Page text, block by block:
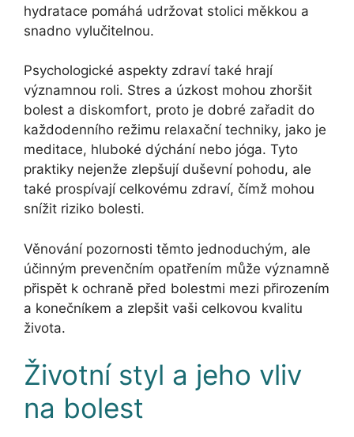
hydratace pomáhá udržovat stolici měkkou a
snadno vylučitelnou.
Psychologické aspekty zdraví také hrají
významnou roli. Stres a úzkost mohou zhoršit
bolest a diskomfort, proto je dobré zařadit do
každodenního režimu relaxační techniky, jako je
meditace, hluboké dýchání nebo jóga. Tyto
praktiky nejenže zlepšují duševní pohodu, ale
také prospívají celkovému zdraví, čímž mohou
snížit riziko bolesti.
Věnování pozornosti těmto jednoduchým, ale
účinným prevenčním opatřením může významně
přispět k ochraně před bolestmi mezi přirozením
a konečníkem a zlepšit vaši celkovou kvalitu
života.
Životní styl a jeho vliv
na bolest